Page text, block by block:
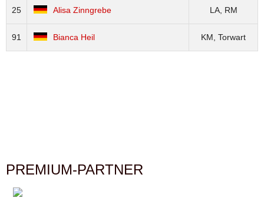
25 Alisa Zinngrebe LA, RM
91 Bianca Heil KM, Torwart
PREMIUM-PARTNER